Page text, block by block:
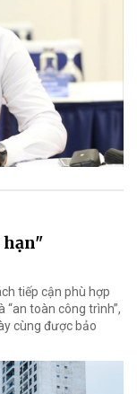
hạn"
tiếp cận phù hợp
“an toàn công trình”,
cùng được bảo